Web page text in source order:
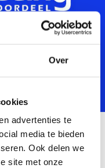
Over
advertenties te
media te bieden
Ook delen we
site met onze